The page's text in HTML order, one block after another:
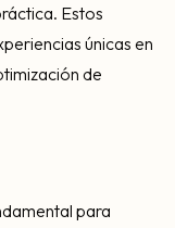
Estos
únicas en
de
para